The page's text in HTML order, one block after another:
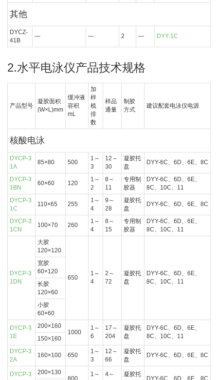
其他
DYCZ-
41B
— — 2 — DYY-1C
2.水平电泳仪产品技术规格
产品型号
凝胶面积
(W×L)mm
缓冲液
容积
mL
加
样
梳
排
数
样品
通量
制胶
方式
建议配套电泳仪电源
核酸电泳
DYCP-3
1A
85×80 500
1～
3
12～
30
凝胶托
盘
DYY-6C、6D、6E、8C
DYCP-3
1BN
60×60 120
1～
2
8～
11
专用制
胶器
DYY-6C、6D、6E、
8C、10C、11
DYCP-3
1C
110×65 255
1～
4
9～
28
凝胶托
盘
DYY-6C、6D、6E、8C
DYCP-3
1CN
100×70 260
1～
4
8～
15
专用制
胶器
DYY-6C、6D、6E、
8C、10C、11
DYCP-3
1DN
大胶
120×120
650
1～
4
2～
72
凝胶托
盘
DYY-6C、6D、6E、
8C、10C、11
宽胶
60×120
长胶
120×60
小胶
60×60
DYCP-3
1E
200×160
1000
1～
6
17～
204
凝胶托
盘
DYY-6C、6D、6E、
8C、10C、11
150×160
DYCP-3
2A
160×100 650
1～
3
12～
66
凝胶托
盘
DYY-6C、6D、6E、8C
DYCP-3
200×130
800
1～
4～
凝胶托
DYY-6C、6D、6E、8C